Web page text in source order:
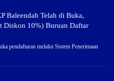
Baleendah Telah di Buka,
Diskon 10%) Buruan Daftar
pendaftaran melalui Sistem Penerimaan